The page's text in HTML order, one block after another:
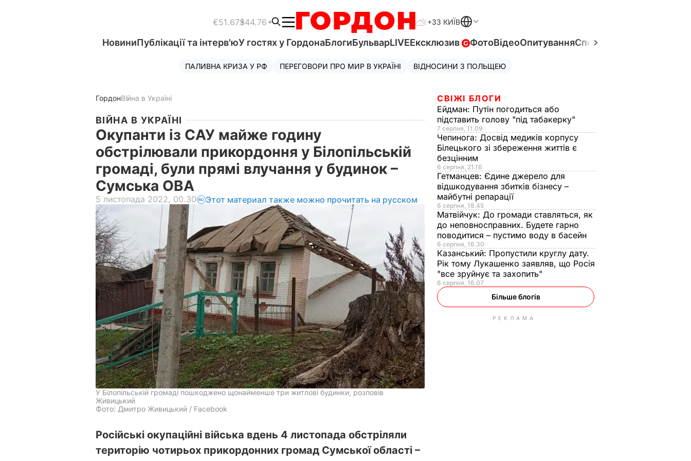
€51.67$44.76 +33 КИЇВ
НовиниПублікації та інтерв'юУ гостях у ГордонаБлогиБульварLIVEЕксклюзив ФотоВідеоОпитуванняСпецпроєкти
ПАЛИВНА КРИЗА У РФ ПЕРЕГОВОРИ ПРО МИР В УКРАЇНІ ВІДНОСИНИ З ПОЛЬЩЕЮ
ГордонВійна в Україні
ВІЙНА В УКРАЇНІ
Окупанти із САУ майже годину
обстрілювали прикордоння у Білопільській
громаді, були прямі влучання у будинок –
Сумська ОВА
5 листопада 2022, 00.30 Этот материал также можно прочитать на русском
У Білопільській громаді пошкоджено щонайменше три житлові будинки, розповів
Живицький
Фото: Дмитро Живицький / Facebook
Російські окупаційні війська вдень 4 листопада обстріляли
територію чотирьох прикордонних громад Сумської області –
СВІЖІ БЛОГИ
Ейдман: Путін погодиться або
підставить голову "під табакерку"
7 серпня, 11.09
Чепинога: Досвід медиків корпусу
Білецького зі збереження життів є
безцінним
6 серпня, 21.16
Гетманцев: Єдине джерело для
відшкодування збитків бізнесу –
майбутні репарації
6 серпня, 18.45
Матвійчук: До громади ставляться, як
до неповносправних. Будете гарно
поводитися – пустимо воду в басейн
6 серпня, 16.30
Казанський: Пропустили круглу дату.
Рік тому Лукашенко заявляв, що Росія
"все зруйнує та захопить"
6 серпня, 16.07
Більше блогів
РЕКЛАМА